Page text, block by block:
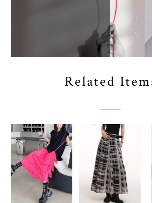
Related